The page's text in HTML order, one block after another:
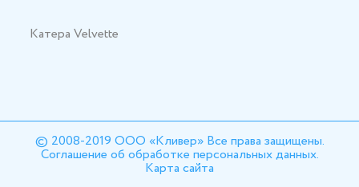
Катера Velvette
© 2008-2019 ООО «Кливер» Все права защищены.
Соглашение об обработке персональных данных.
Карта сайта